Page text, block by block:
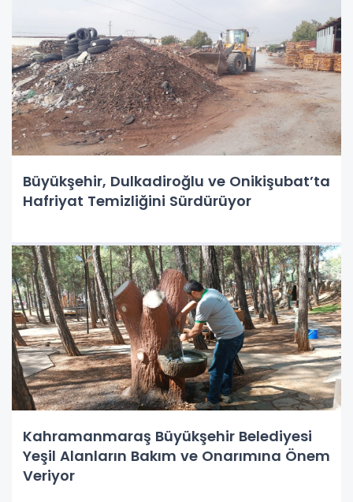
Büyükşehir, Dulkadiroğlu ve Onikişubat’ta
Hafriyat Temizliğini Sürdürüyor
Kahramanmaraş Büyükşehir Belediyesi
Yeşil Alanların Bakım ve Onarımına Önem
Veriyor